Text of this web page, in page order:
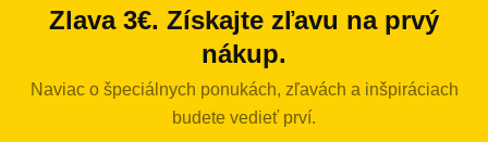
Zlava 3€. Získajte zľavu na prvý
nákup.
Naviac o špeciálnych ponukách, zľavách a inšpiráciach
budete vedieť prví.